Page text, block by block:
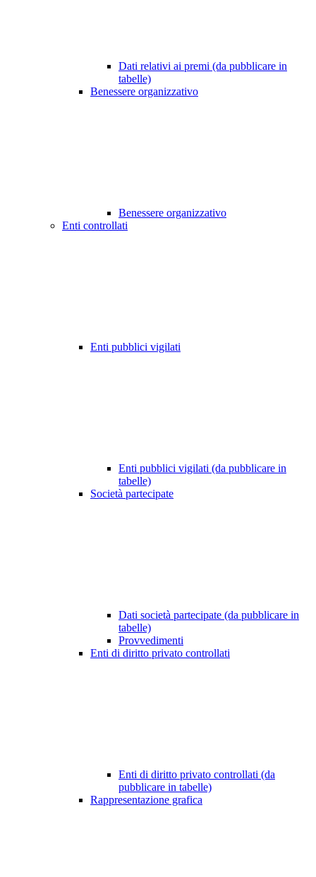
Dati relativi ai premi (da pubblicare in
tabelle)
Benessere organizzativo
Benessere organizzativo
Enti controllati
Enti pubblici vigilati
Enti pubblici vigilati (da pubblicare in
tabelle)
Società partecipate
Dati società partecipate (da pubblicare in
tabelle)
Provvedimenti
Enti di diritto privato controllati
Enti di diritto privato controllati (da
pubblicare in tabelle)
Rappresentazione grafica